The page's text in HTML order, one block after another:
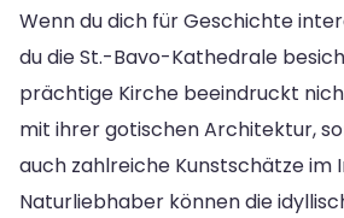
Wenn du dich für Geschichte
du die St.-Bavo-Kathedrale
prächtige Kirche beeindruckt
mit ihrer gotischen Architektur,
auch zahlreiche Kunstschätze im
Naturliebhaber können die